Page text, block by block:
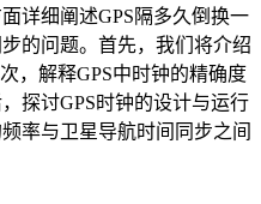
细阐述GPS隔多久倒换一
的问题。首先，我们将介绍
，解释GPS中时钟的精确度
探讨GPS时钟的设计与运行
率与卫星导航时间同步之间